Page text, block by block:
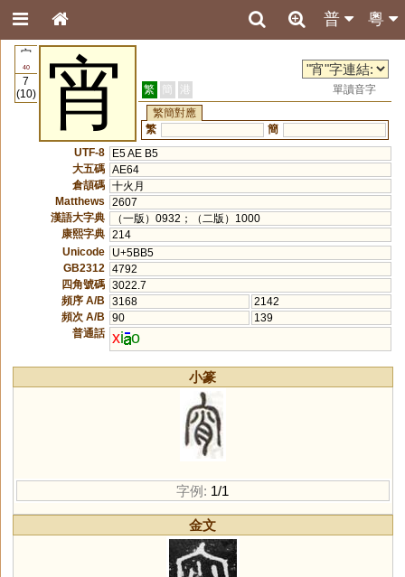
粵
普
宀
40
7
(10)
宵 繁 簡 港
單讀音字
繁簡對應
繁
簡
UTF-8
E5 AE B5
大五碼 AE64
倉頡碼 十火月
Matthews
2607
漢語大字典
（一版）0932；（二版）1000
康熙字典 214
Unicode
U+5BB5
GB2312
4792
四角號碼 3022.7
頻序 A/B
3168
2142
頻次 A/B
90
139
普通話 xi o
小篆
字例: 1/1
金文